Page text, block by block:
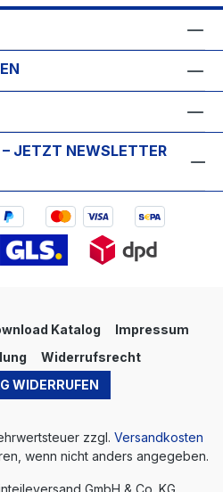
JETZT NEWSLETTER
Katalog
Impressum
Widerrufsrecht
WIDERRUFEN
zzgl. Versandkosten
wenn nicht anders angegeben.